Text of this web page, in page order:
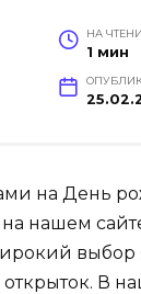
НА
1 мин
на День
нашем
выбор
В